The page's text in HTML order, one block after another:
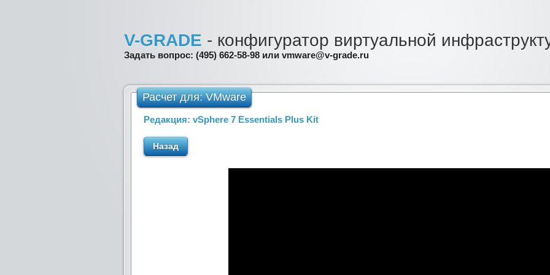
V-GRADE - конфигуратор виртуальной
Задать вопрос: (495) 662-58-98 или vmware@v-grade.ru
Расчет для: VMware
Редакция: vSphere 7 Essentials Plus Kit
Назад